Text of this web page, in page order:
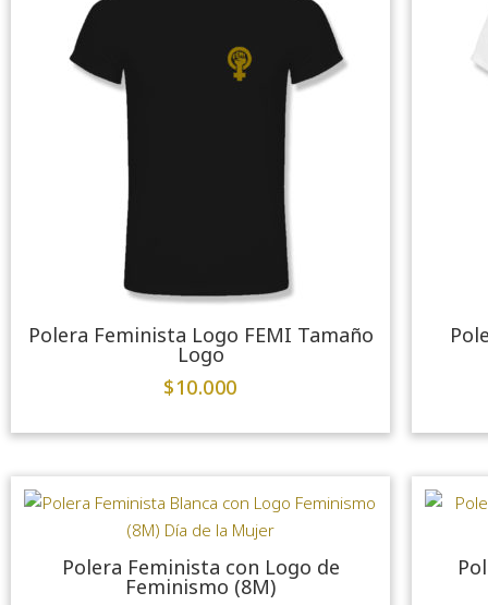
Polera Feminista Logo FEMI Tamaño
Logo
$10.000
Polera Feminista con Logo de
Feminismo (8M)